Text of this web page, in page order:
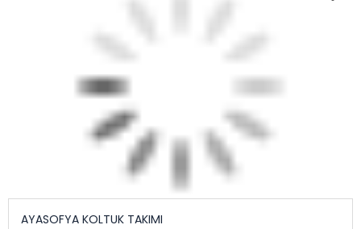
AYASOFYA KOLTUK TAKIMI